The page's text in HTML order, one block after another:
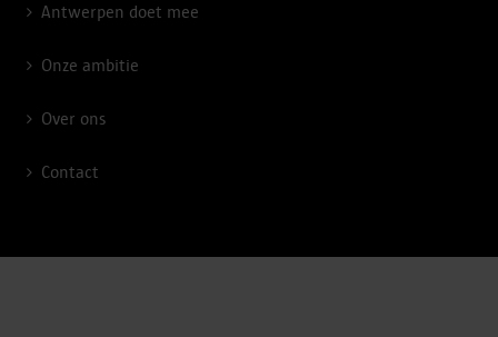
Antwerpen doet mee
Onze ambitie
Over ons
Contact